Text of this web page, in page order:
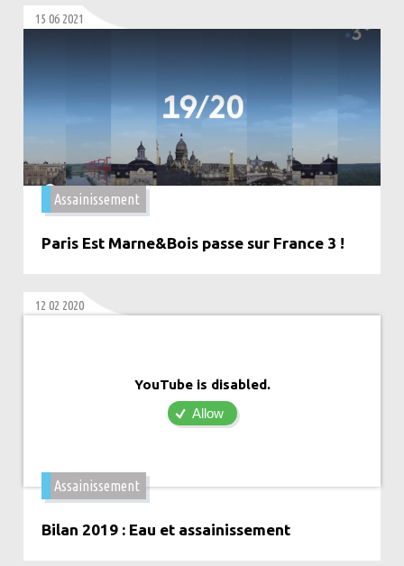
15 06 2021
Assainissement
Paris Est Marne&Bois passe sur France 3 !
12 02 2020
YouTube is disabled.
Allow
Assainissement
Bilan 2019 : Eau et assainissement